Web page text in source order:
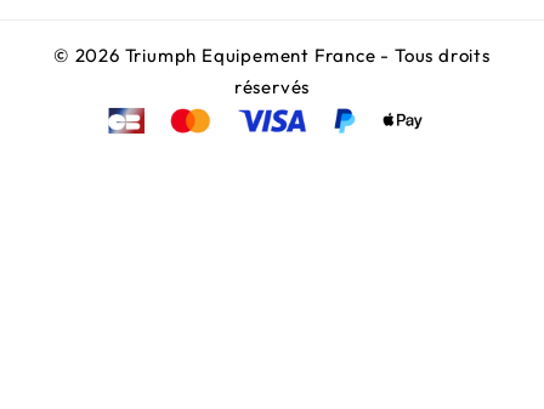
© 2026 Triumph Equipement France - Tous droits
réservés